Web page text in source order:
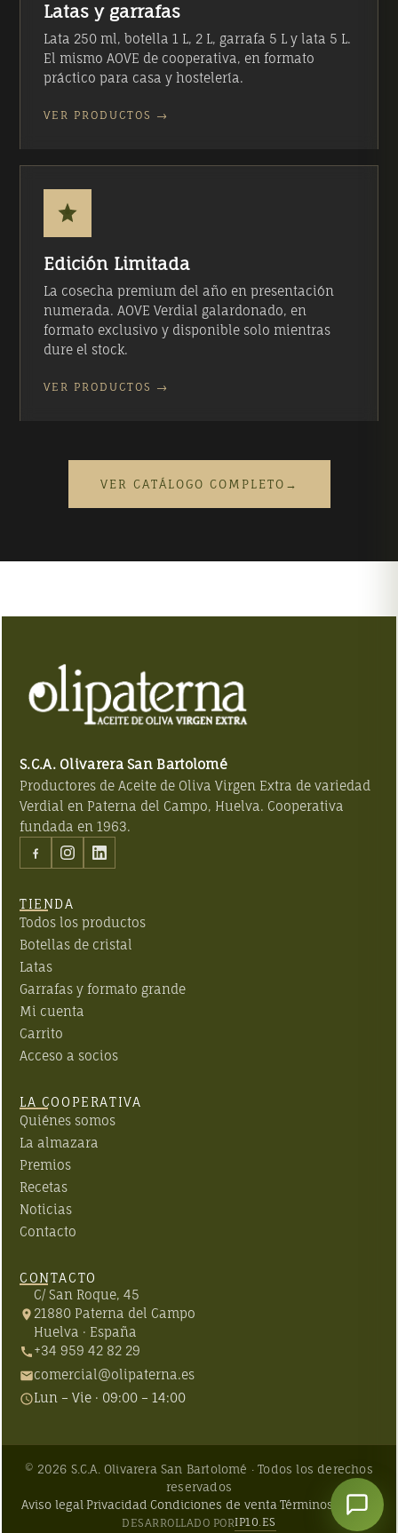
Latas y garrafas
Lata 250 ml, botella 1 L, 2 L, garrafa 5 L y lata 5 L.
El mismo AOVE de cooperativa, en formato
práctico para casa y hostelería.
VER PRODUCTOS →
Edición Limitada
La cosecha premium del año en presentación
numerada. AOVE Verdial galardonado, en
formato exclusivo y disponible solo mientras
dure el stock.
VER PRODUCTOS →
VER CATÁLOGO COMPLETO →
S.C.A. Olivarera San Bartolomé
Productores de Aceite de Oliva Virgen Extra de variedad
Verdial en Paterna del Campo, Huelva. Cooperativa
fundada en 1963.
TIENDA
Todos los productos
Botellas de cristal
Latas
Garrafas y formato grande
Mi cuenta
Carrito
Acceso a socios
LA COOPERATIVA
Quiénes somos
La almazara
Premios
Recetas
Noticias
Contacto
CONTACTO
C/ San Roque, 45
21880 Paterna del Campo
Huelva · España
+34 959 42 82 29
comercial@olipaterna.es
Lun – Vie · 09:00 – 14:00
© 2026 S.C.A. Olivarera San Bartolomé · Todos los derechos
reservados
Aviso legal·Privacidad·Condiciones de venta·Términos de uso
DESARROLLADO PORIP10.ES